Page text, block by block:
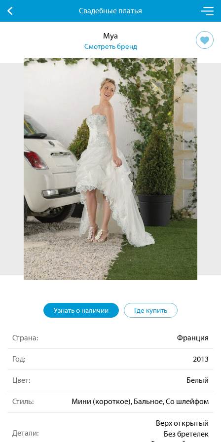
Свадебные платья
Mya
Смотреть бренд
Узнать о наличии Где купить
Страна: Франция
Год: 2013
Цвет: Белый
Стиль: Мини (короткое), Бальное, Со шлейфом
Детали:
Верх открытый
Без бретелек